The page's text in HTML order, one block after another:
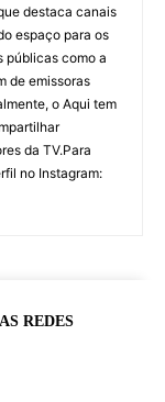
destaca canais
espaço para os
públicas como a
de emissoras
o Aqui tem
da TV.Para
no Instagram:
REDES